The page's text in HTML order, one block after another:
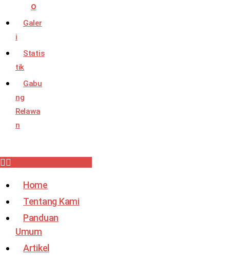
o
Galer
i
Statis
tik
Gabu
ng
Relawa
n
Home
Tentang Kami
Panduan
Umum
Artikel